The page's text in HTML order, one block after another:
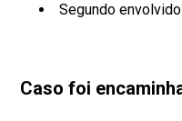
Segundo
Caso foi